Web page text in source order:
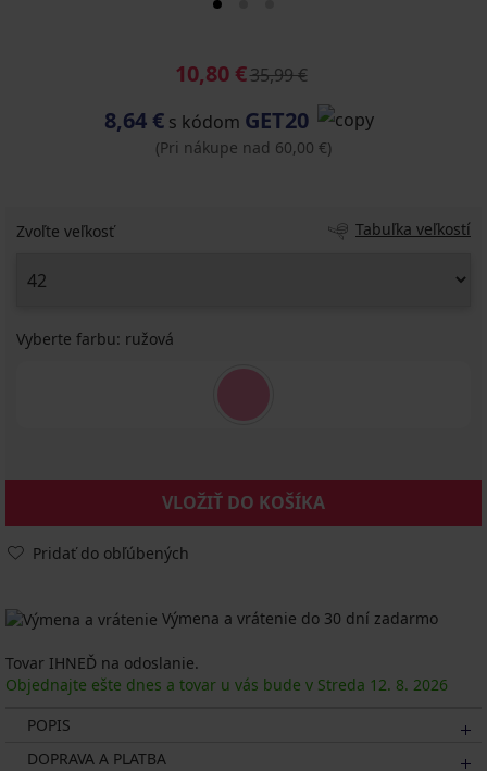
10,80 €35,99 €
8,64 € s kódom GET20
(Pri nákupe nad 60,00 €)
Zvoľte veľkosť Tabuľka veľkostí
Vyberte farbu: ružová
VLOŽIŤ DO KOŠÍKA
Pridať do obľúbených
Výmena a vrátenie do 30 dní zadarmo
Tovar IHNEĎ na odoslanie.
Objednajte ešte dnes a tovar u vás bude v Streda 12. 8. 2026
POPIS
DOPRAVA A PLATBA